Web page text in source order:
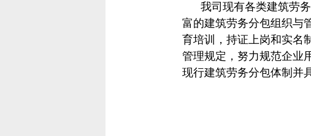
我司现有各类建筑劳务
富的建筑劳务分包组织与
育培训，持证上岗和实名
管理规定，努力规范企业
现行建筑劳务分包体制并